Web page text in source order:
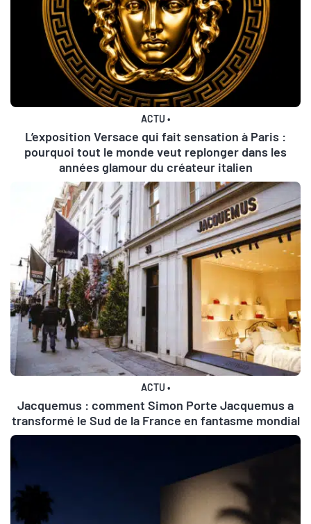
ACTU •
L’exposition Versace qui fait sensation à Paris :
pourquoi tout le monde veut replonger dans les
années glamour du créateur italien
ACTU •
Jacquemus : comment Simon Porte Jacquemus a
transformé le Sud de la France en fantasme mondial